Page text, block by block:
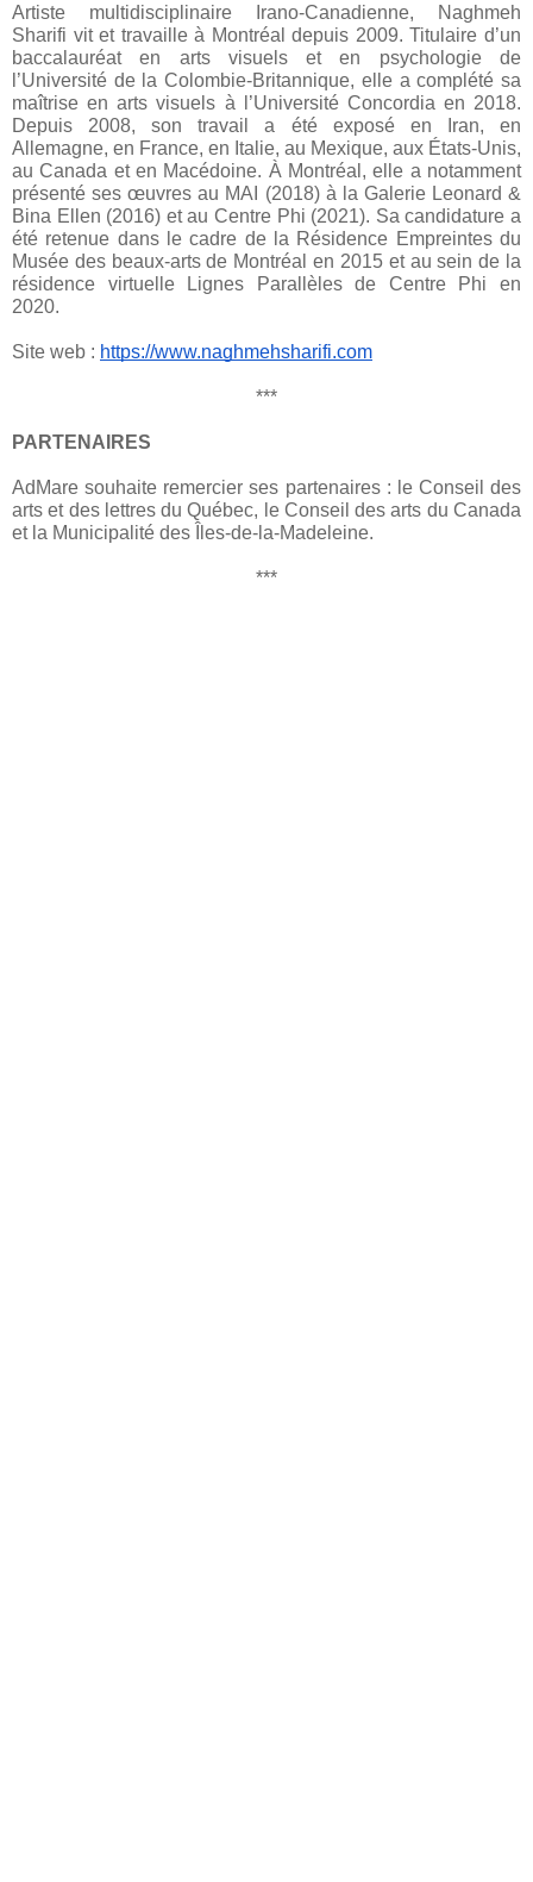
Artiste multidisciplinaire Irano-Canadienne, Naghmeh
Sharifi vit et travaille à Montréal depuis 2009. Titulaire d’un
baccalauréat en arts visuels et en psychologie de
l’Université de la Colombie-Britannique, elle a complété sa
maîtrise en arts visuels à l’Université Concordia en 2018.
Depuis 2008, son travail a été exposé en Iran, en
Allemagne, en France, en Italie, au Mexique, aux États-Unis,
au Canada et en Macédoine. À Montréal, elle a notamment
présenté ses œuvres au MAI (2018) à la Galerie Leonard &
Bina Ellen (2016) et au Centre Phi (2021). Sa candidature a
été retenue dans le cadre de la Résidence Empreintes du
Musée des beaux-arts de Montréal en 2015 et au sein de la
résidence virtuelle Lignes Parallèles de Centre Phi en
2020.
Site web : https://www.naghmehsharifi.com
***
PARTENAIRES
AdMare souhaite remercier ses partenaires : le Conseil des
arts et des lettres du Québec, le Conseil des arts du Canada
et la Municipalité des Îles-de-la-Madeleine.
***